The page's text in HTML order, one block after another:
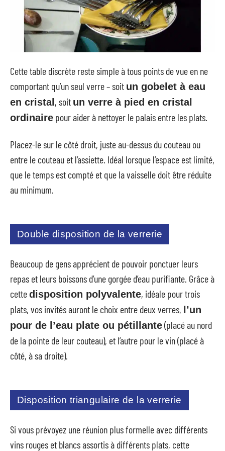
Cette table discrète reste simple à tous points de vue en ne
comportant qu’un seul verre – soit un gobelet à eau
en cristal , soit un verre à pied en cristal
ordinaire pour aider à nettoyer le palais entre les plats.
Placez-le sur le côté droit, juste au-dessus du couteau ou
entre le couteau et l’assiette. Idéal lorsque l’espace est limité,
que le temps est compté et que la vaisselle doit être réduite
au minimum.
Double disposition de la verrerie
Beaucoup de gens apprécient de pouvoir ponctuer leurs
repas et leurs boissons d’une gorgée d’eau purifiante. Grâce à
cettedisposition polyvalente, idéale pour trois
plats, vos invités auront le choix entre deux verres, l’un
pour de l’eau plate ou pétillante(placé au nord
de la pointe de leur couteau), et l’autre pour le vin (placé à
côté, à sa droite).
Disposition triangulaire de la verrerie
Si vous prévoyez une réunion plus formelle avec différents
vins rouges et blancs assortis à différents plats, cette